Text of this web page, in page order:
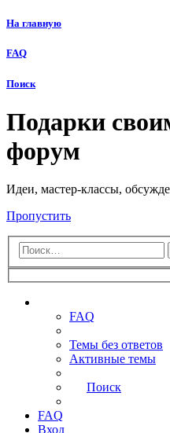
На главную
FAQ
Поиск
Подарки
форум
Идеи, мастер-классы,
Пропустить
FAQ
Темы без ответов
Активные темы
Поиск
FAQ
Вход